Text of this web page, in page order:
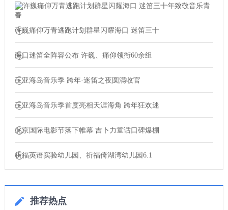
许巍痛仰万青逃跑计划群星闪耀海口 迷笛三十
海口迷笛全阵容公布 许巍、痛仰领衔60余组
三亚海岛音乐季 跨年·迷笛之夜圆满收官
三亚海岛音乐季首度亮相天涯海角 跨年狂欢迷
北京国际电影节落下帷幕 吉卜力童话口碑爆棚
祈福英语实验幼儿园、祈福倚湖湾幼儿园6.1
推荐热点